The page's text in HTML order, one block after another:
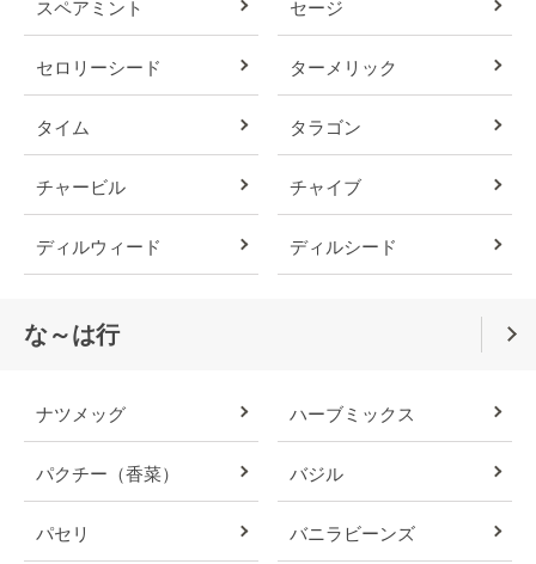
スペアミント セージ
セロリーシード ターメリック
タイム タラゴン
チャービル チャイブ
ディルウィード ディルシード
な～は行
ナツメッグ ハーブミックス
パクチー（香菜） バジル
パセリ バニラビーンズ